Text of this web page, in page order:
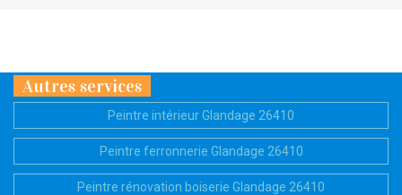
Autres services
Peintre intérieur Glandage 26410
Peintre ferronnerie Glandage 26410
Peintre rénovation boiserie Glandage 26410